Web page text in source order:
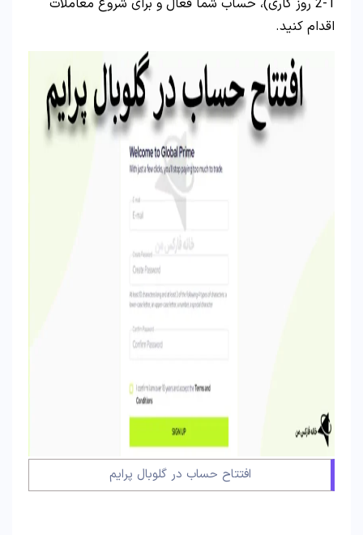
1-2 روز کاری)، حساب شما فعال و برای شروع معاملات
اقدام کنید.
افتتاح حساب در گلوبال پرایم